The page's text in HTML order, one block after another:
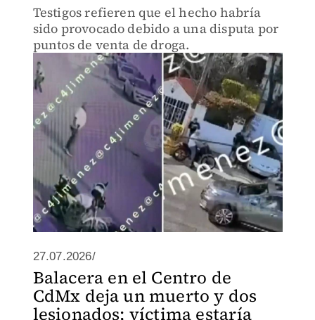
Testigos refieren que el hecho habría
sido provocado debido a una disputa por
puntos de venta de droga.
27.07.2026/
Balacera en el Centro de
CdMx deja un muerto y dos
lesionados; víctima estaría